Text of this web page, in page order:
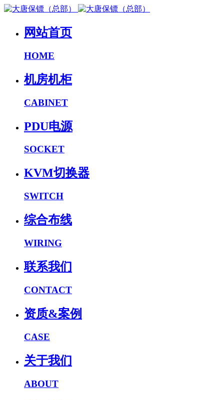
网站首页
HOME
机房机柜
CABINET
PDU电源
SOCKET
KVM切换器
SWITCH
综合布线
WIRING
联系我们
CONTACT
资质&案例
CASE
关于我们
ABOUT